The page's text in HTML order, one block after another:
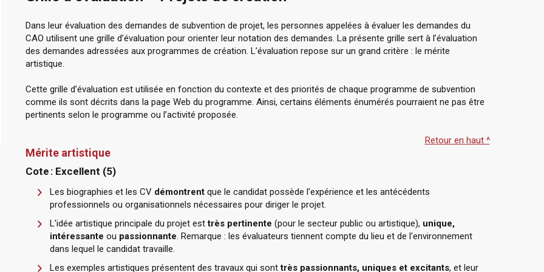
Dans leur évaluation des demandes de subvention de projet, les personnes appelées à évaluer les demandes du
CAO utilisent une grille d’évaluation pour orienter leur notation des demandes. La présente grille sert à l’évaluation
des demandes adressées aux programmes de création. L’évaluation repose sur un grand critère : le mérite
artistique.
Cette grille d’évaluation est utilisée en fonction du contexte et des priorités de chaque programme de subvention
comme ils sont décrits dans la page Web du programme. Ainsi, certains éléments énumérés pourraient ne pas être
pertinents selon le programme ou l’activité proposée.
Retour en haut ^
Mérite artistique
Cote : Excellent (5)
Les biographies et les CV démontrentque le candidat possède l'expérience et les antécédents
professionnels ou organisationnels nécessaires pour diriger le projet.
L'idée artistique principale du projet esttrès pertinente (pour le secteur public ou artistique), unique,
intéressante ou passionnante. Remarque : les évaluateurs tiennent compte du lieu et de l'environnement
dans lequel le candidat travaille.
Les exemples artistiques présentent des travaux qui sonttrès passionnants, uniques et excitants, et leur